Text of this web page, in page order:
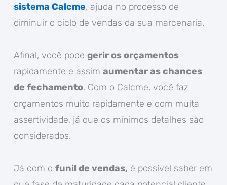
sistema Calcme, ajuda no processo de
diminuir o ciclo de vendas da sua marcenaria.
Afinal, você pode gerir os orçamentos
rapidamente e assim aumentar as chances
de fechamento. Com o Calcme, você faz
orçamentos muito rapidamente e com muita
assertividade, já que os mínimos detalhes são
considerados.
Já com o funil de vendas, é possível saber em